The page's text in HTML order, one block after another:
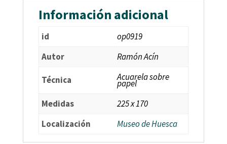
Información adicional
id
op0919
Autor
Ramón Acín
Técnica Acuarela sobre
papel
Medidas
225 x 170
Localización
Museo de Huesca